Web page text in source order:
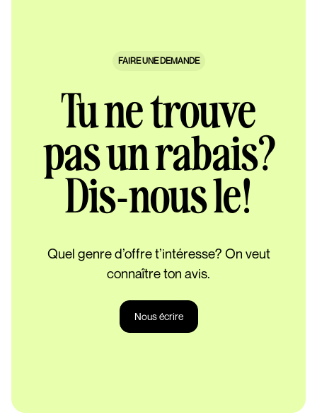
FAIRE UNE DEMANDE
Tu ne trouve
pas un rabais?
Dis-nous le!
Quel genre d’offre t’intéresse? On veut
connaître ton avis.
Nous écrire